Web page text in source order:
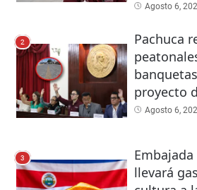
Agosto 6,
2
Pachuca
proyecto
Agosto 6,
3
Embajada
llevará